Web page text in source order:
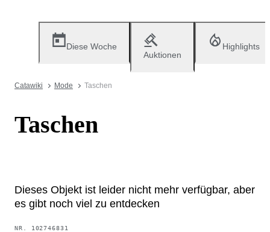
Diese Woche
Auktionen
Highlights
Catawiki Mode Taschen
Taschen
Dieses Objekt ist leider nicht mehr verfügbar, aber
es gibt noch viel zu entdecken
NR. 102746831